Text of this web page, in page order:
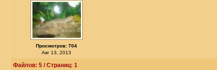
Просмотров: 704
Авг 13, 2013
Файлов: 5 / Страниц: 1